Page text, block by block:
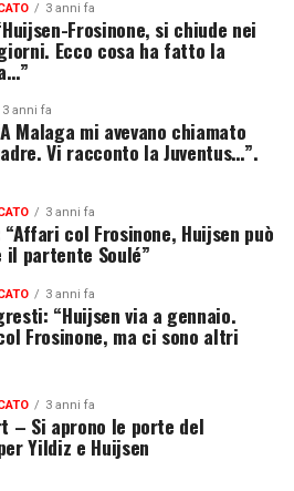
3 anni fa
Frosinone, si chiude nei
Ecco cosa ha fatto la
3 anni fa
Malaga mi avevano chiamato
Vi racconto la Juventus…”.
3 anni fa
“Affari col Frosinone, Huijsen può
partente Soulé”
3 anni fa
“Huijsen via a gennaio.
Frosinone, ma ci sono altri
3 anni fa
– Si aprono le porte del
Yildiz e Huijsen